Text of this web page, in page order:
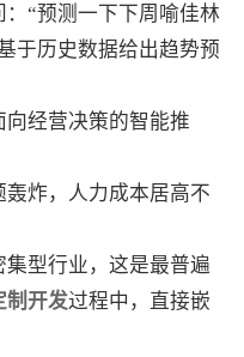
“预测一下下周喻佳林
于历史数据给出趋势预
经营决策的智能推
炸，人力成本居高不
型行业，这是最普遍
制开发过程中，直接嵌